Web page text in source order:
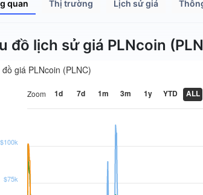
quan Thị trường Lịch sử giá
đồ lịch sử giá PLNcoin
Zoom 1d 7d 1m 3m 1y YTD ALL
đồ giá PLNcoin (PLNC)
$75k
$100k